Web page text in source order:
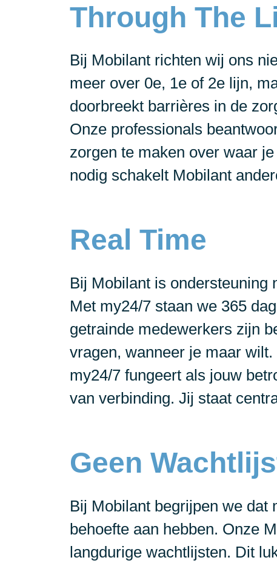
Through The
Bij Mobilant richten wij ons
meer over 0e, 1e of 2e lijn,
doorbreekt barrières in de
Onze professionals
zorgen te maken over waar
nodig schakelt Mobilant
Real Time
Bij Mobilant is ondersteuning
Met my24/7 staan we 365
getrainde medewerkers zijn
vragen, wanneer je maar
my24/7 fungeert als jouw
van verbinding. Jij staat
Geen
Bij Mobilant begrijpen we dat
behoefte aan hebben. Onze
langdurige wachtlijsten. Dit